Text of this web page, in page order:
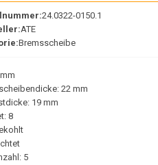
24.0322-0150.1
ATE
Bremsscheibe
22 mm
19 mm
8
5